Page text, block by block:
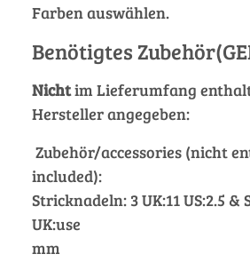
Farben auswählen.
Benötigtes
Nichtim Lieferumfang
Hersteller angegeben:
Zubehör/accessories (nicht
included):
Stricknadeln: 3 UK:11 US:2.5 &
UK:use
mm